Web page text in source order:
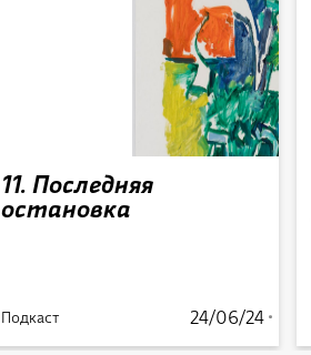
11. Последняя
остановка
Подкаст 24/06/24